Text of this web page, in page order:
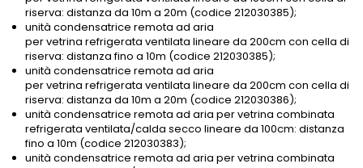
riserva: distanza da 10m a 20m (codice 212030385);
unità condensatrice remota ad aria
per vetrina refrigerata ventilata lineare da 200cm con cella di
riserva: distanza fino a 10m (codice 212030385);
unità condensatrice remota ad aria
per vetrina refrigerata ventilata lineare da 200cm con cella di
riserva: distanza da 10m a 20m (codice 212030386);
unità condensatrice remota ad aria per vetrina combinata
refrigerata ventilata/calda secco lineare da 100cm: distanza
fino a 10m (codice 212030383);
unità condensatrice remota ad aria per vetrina combinata